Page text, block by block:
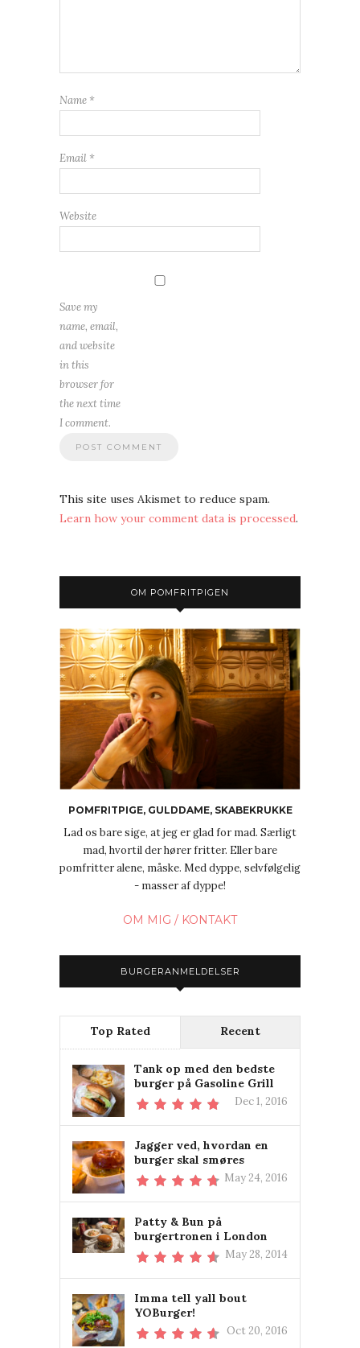
Name *
Email *
Website
Save my
name, email,
and website
in this
browser for
the next time
I comment.
This site uses Akismet to reduce spam.
Learn how your comment data is processed.
OM POMFRITPIGEN
POMFRITPIGE, GULDDAME, SKABEKRUKKE
Lad os bare sige, at jeg er glad for mad. Særligt
mad, hvortil der hører fritter. Eller bare
pomfritter alene, måske. Med dyppe, selvfølgelig
- masser af dyppe!
OM MIG / KONTAKT
BURGERANMELDELSER
Top Rated Recent
Tank op med den bedste
burger på Gasoline Grill
Dec 1, 2016
Jagger ved, hvordan en
burger skal smøres
May 24, 2016
Patty & Bun på
burgertronen i London
May 28, 2014
Imma tell yall bout
YOBurger!
Oct 20, 2016